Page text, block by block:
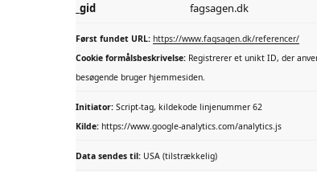
_gid fagsagen.dk
Først fundet URL: https://www.fagsagen.dk/referencer/
Cookie formålsbeskrivelse: Registrerer et unikt ID, der
besøgende bruger hjemmesiden.
Initiator: Script-tag, kildekode linjenummer 62
Kilde: https://www.google-analytics.com/analytics.js
Data sendes til: USA (tilstrækkelig)